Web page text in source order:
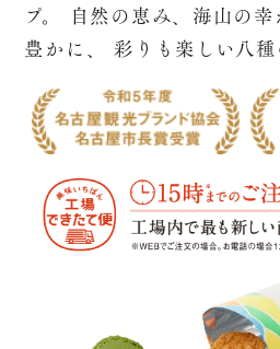
プ。
自然の恵み、海山の
豊かに、
彩りも楽しい八種